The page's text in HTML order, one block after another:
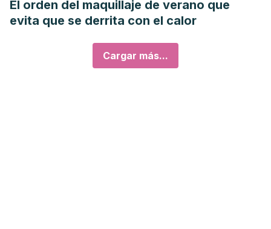
El orden del maquillaje de verano que
evita que se derrita con el calor
Cargar más...